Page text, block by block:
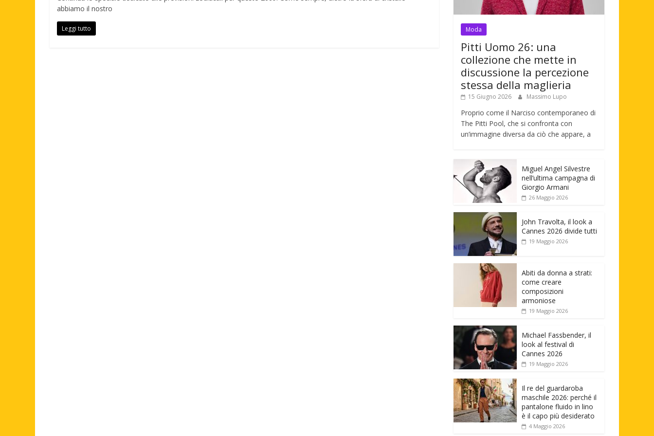
abbiamo il nostro
Leggi tutto Moda
Pitti Uomo 26: una
collezione che mette in
discussione la percezione
stessa della maglieria
15 Giugno 2026 Massimo Lupo
Proprio come il Narciso contemporaneo di
The Pitti Pool, che si confronta con
un’immagine diversa da ciò che appare, a
Miguel Angel Silvestre
nell’ultima campagna di
Giorgio Armani
26 Maggio 2026
John Travolta, il look a
Cannes 2026 divide tutti
19 Maggio 2026
Abiti da donna a strati:
come creare
composizioni
armoniose
19 Maggio 2026
Michael Fassbender, il
look al festival di
Cannes 2026
19 Maggio 2026
Il re del guardaroba
maschile 2026: perché il
pantalone fluido in lino
è il capo più desiderato
4 Maggio 2026